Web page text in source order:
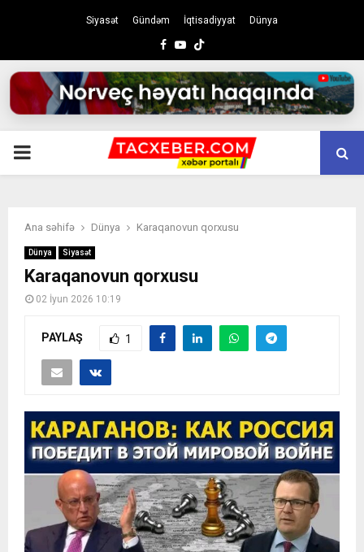
Siyasət Gündəm İqtisadiyyat Dünya
Facebook
Youtube
PRIMARY
Ana səhifə Dünya Karaqanovun qorxusu
Dünya Siyasət
Karaqanovun qorxusu
02 İyun 2026 10:19
PAYLAŞ 1